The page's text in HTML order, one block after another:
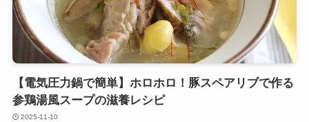
【電気圧力鍋で簡単】ホロホロ！豚スペアリブで作る
参鶏湯風スープの滋養レシピ
2025-11-10